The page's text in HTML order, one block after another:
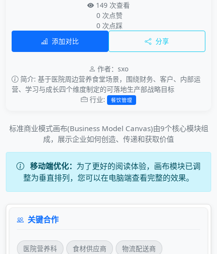
149 次查看
0 次点赞
0 次点踩
添加对比
分享
作者：sxo
简介: 基于医院周边营养食堂场景，围绕财务、客户、内部运
营、学习与成长四个维度制定的可落地生产部战略目标
行业:
餐饮管理
标准商业模式画布(Business Model Canvas)由9个核心模块组
成，展示企业如何创造、传递和获取价值
移动端优化： 为了更好的阅读体验，画布模块已调
整为垂直排列，您可以在电脑端查看完整的效果。
关键合作
医院营养科 食材供应商 物流配送商